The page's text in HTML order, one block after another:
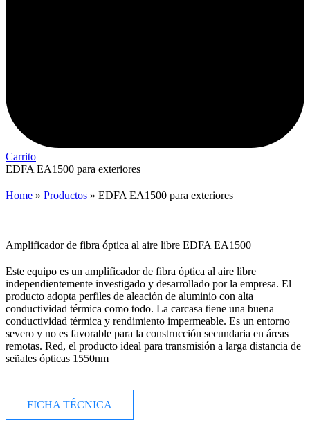
Carrito
EDFA EA1500 para exteriores
Home » Productos » EDFA EA1500 para exteriores
Amplificador de fibra óptica al aire libre EDFA EA1500
Este equipo es un amplificador de fibra óptica al aire libre
independientemente investigado y desarrollado por la empresa. El
producto adopta perfiles de aleación de aluminio con alta
conductividad térmica como todo. La carcasa tiene una buena
conductividad térmica y rendimiento impermeable. Es un entorno
severo y no es favorable para la construcción secundaria en áreas
remotas. Red, el producto ideal para transmisión a larga distancia de
señales ópticas 1550nm
FICHA TÉCNICA